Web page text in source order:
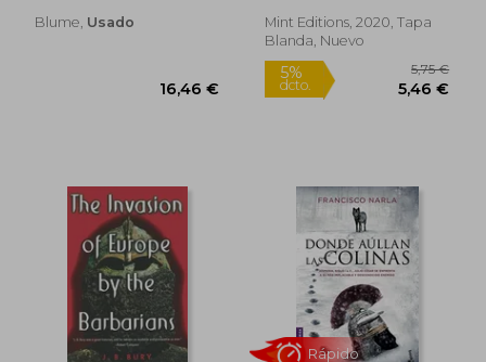
dcto.
5%
dcto.
Blume, Usado
Mint Editions, 2020, Tapa
Blanda, Nuevo